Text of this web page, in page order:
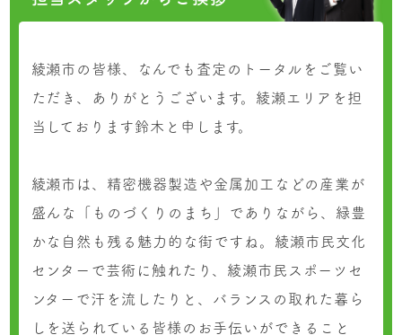
綾瀬市の皆様、なんでも査定のトータルをご覧い
ただき、ありがとうございます。綾瀬エリアを担
当しております鈴木と申します。
綾瀬市は、精密機器製造や金属加工などの産業が
盛んな「ものづくりのまち」でありながら、緑豊
かな自然も残る魅力的な街ですね。綾瀬市民文化
センターで芸術に触れたり、綾瀬市民スポーツセ
ンターで汗を流したりと、バランスの取れた暮ら
しを送られている皆様のお手伝いができること